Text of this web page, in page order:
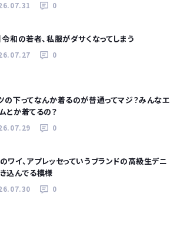
0
令和の若者、私服がダサくなってしまう
0
の下ってなんか着るのが普通ってマジ？みんなエ
とか着てるの？
0
ワイ、アプレッセっていうブランドの高級生デニ
込んでる模様
0